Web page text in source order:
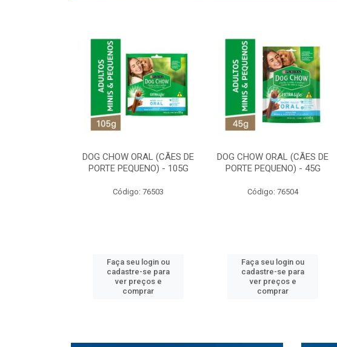
DOG CHOW ORAL (CÃES DE
PORTE PEQUENO) - 105G
Código: 76503
Faça seu login ou
cadastre-se para
ver preços e
comprar
DOG CHOW ORAL (CÃES DE
PORTE PEQUENO) - 45G
Código: 76504
Faça seu login ou
cadastre-se para
ver preços e
comprar